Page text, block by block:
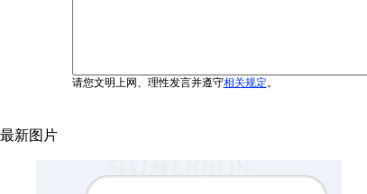
请您文明上网、理性发言并遵守相关规定。
最新图片